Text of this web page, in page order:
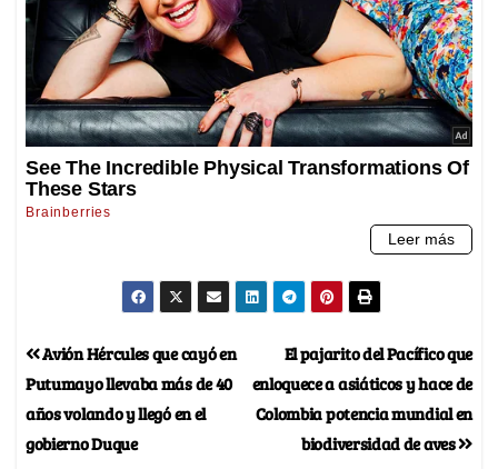
El pajarito del Pacífico que
enloquece a asiáticos y hace de
Colombia potencia mundial en
biodiversidad de aves
Avión Hércules que cayó en
Putumayo llevaba más de 40
años volando y llegó en el
gobierno Duque